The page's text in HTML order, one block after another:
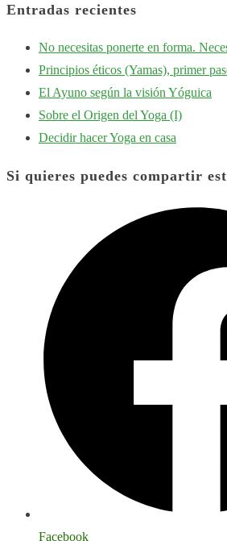
Entradas recientes
No necesitas ponerte en forma.
Principios éticos (Yamas), primer
El Ayuno según la visión Yóguica
Sobre el Origen del Yoga (I)
Decidir hacer Yoga en casa
Si quieres puedes compartir
Facebook